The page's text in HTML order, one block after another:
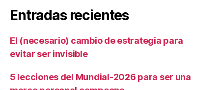
Entradas recientes
El (necesario) cambio de estrategia para
evitar ser invisible
5 lecciones del Mundial-2026 para ser una